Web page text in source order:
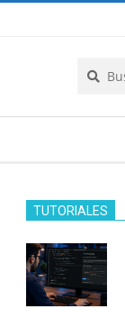
TUTORIALES